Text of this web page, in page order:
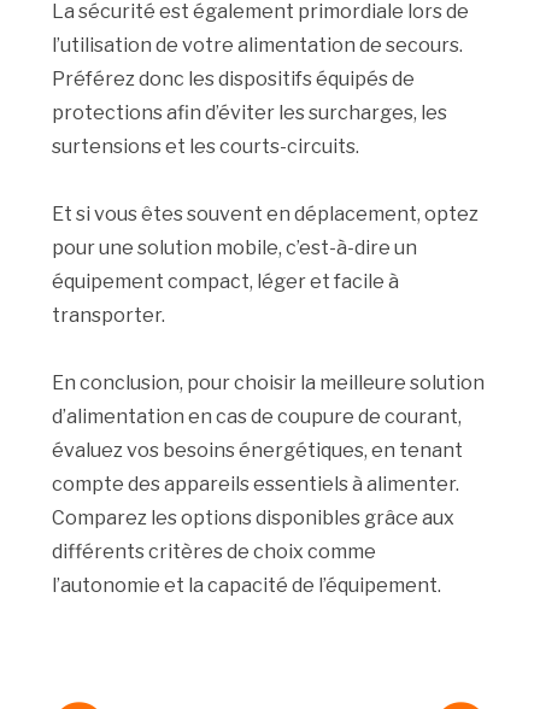
La sécurité est également primordiale lors de
l’utilisation de votre alimentation de secours.
Préférez donc les dispositifs équipés de
protections afin d’éviter les surcharges, les
surtensions et les courts-circuits.
Et si vous êtes souvent en déplacement, optez
pour une solution mobile, c’est-à-dire un
équipement compact, léger et facile à
transporter.
En conclusion, pour choisir la meilleure solution
d’alimentation en cas de coupure de courant,
évaluez vos besoins énergétiques, en tenant
compte des appareils essentiels à alimenter.
Comparez les options disponibles grâce aux
différents critères de choix comme
l’autonomie et la capacité de l’équipement.